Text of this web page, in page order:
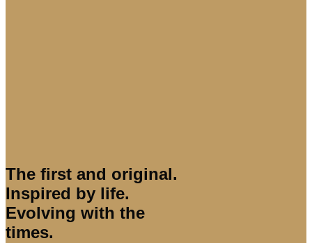
The first and original.
Inspired by life.
Evolving with the
times.